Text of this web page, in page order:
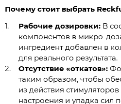
Почему стоит выбрать
Рабочие дозировки:В
компонентов в микро-
ингредиент добавлен в
для реального результата.
Отсутствие «откатов»:
таким образом, чтобы
из действия
настроения и упадка сил